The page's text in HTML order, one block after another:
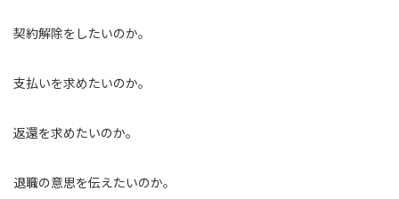
契約解除をしたいのか。
支払いを求めたいのか。
返還を求めたいのか。
退職の意思を伝えたいのか。